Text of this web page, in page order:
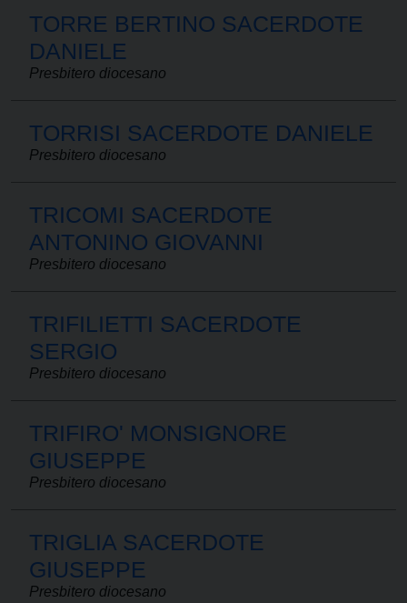
TORRE BERTINO SACERDOTE
DANIELE
Presbitero diocesano
TORRISI SACERDOTE DANIELE
Presbitero diocesano
TRICOMI SACERDOTE
ANTONINO GIOVANNI
Presbitero diocesano
TRIFILIETTI SACERDOTE
SERGIO
Presbitero diocesano
TRIFIRO' MONSIGNORE
GIUSEPPE
Presbitero diocesano
TRIGLIA SACERDOTE
GIUSEPPE
Presbitero diocesano